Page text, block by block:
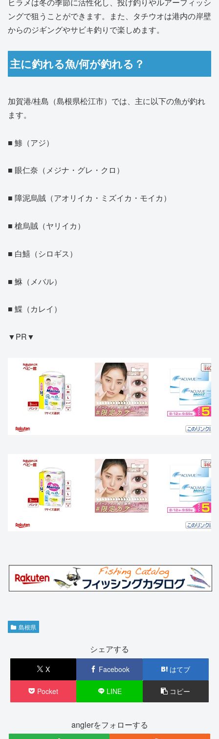
ングで狙うことができます。また、タチウオは港内の岸壁
からのジギングやサビキ釣りで楽しめます。
主に釣れる魚/何が釣れる？
加賀港/桂島（島根県松江市）では、主に以下の魚が釣れ
ます。
■ 鯵（アジ）
■ 眼仁奈（メジナ・グレ・クロ）
■ 障泥烏賊（アオリイカ・ミズイカ・モイカ）
■ 槍烏賊（ヤリイカ）
■ 白鱚（シロギス）
■ 鮴（メバル）
■ 鰈（カレイ）
▼PR▼
島根県
シェアする
X Facebook はてブ
Pocket LINE コピー
anglerをフォローする